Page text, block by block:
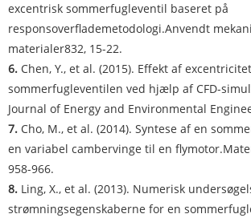
excentrisk sommerfugleventil baseret på
responsoverflademetodologi.Anvendt
materialer832, 15-22.
6. Chen, Y., et al. (2015). Effekt af
sommerfugleventilen ved hjælp af CFD-
Journal of Energy and Environmental
7. Cho, M., et al. (2014). Syntese af en
en variabel cambervinge til en flymotor.
958-966.
8. Ling, X., et al. (2013). Numerisk
strømningsegenskaberne for en